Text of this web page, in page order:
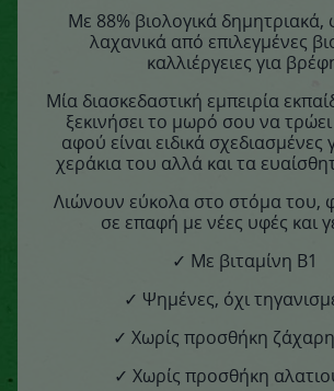
Με 88% βιολογικά δημητριακά,
λαχανικά από επιλεγμένες
καλλιέργειες για
Μία διασκεδαστική εμπειρία
ξεκινήσει το μωρό σου να
αφού είναι ειδικά σχεδιασμένες
χεράκια του αλλά και τα
Λιώνουν εύκολα στο στόμα του,
σε επαφή με νέες υφές και
✓ Με βιταμίνη Β1
✓ Ψημένες, όχι
✓ Χωρίς προσθήκη
✓ Χωρίς προσθήκη